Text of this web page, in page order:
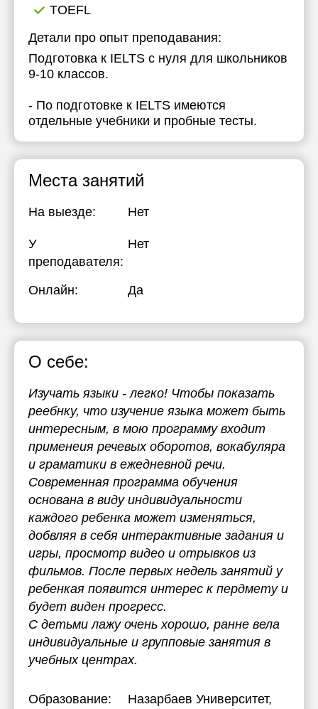
TOEFL
Детали про опыт преподавания:
Подготовка к IELTS с нуля для школьников
9-10 классов.
- По подготовке к IELTS имеются
отдельные учебники и пробные тесты.
Места занятий
На выезде: Нет
У
преподавателя:
Нет
Онлайн: Да
О себе:
Изучать языки - легко! Чтобы показать
реебнку, что изучение языка может быть
интересным, в мою программу входит
применеия речевых оборотов, вокабуляра
и граматики в ежедневной речи.
Современная программа обучения
основана в виду индивидуальности
каждого ребенка может изменяться,
добвляя в себя интерактивные задания и
игры, просмотр видео и отрывков из
фильмов. После первых недель занятий у
ребенкая появится интерес к пердмету и
будет виден прогресс.
С детьми лажу очень хорошо, ранне вела
индивидуальные и групповые занятия в
учебных центрах.
Образование: Назарбаев Университет,